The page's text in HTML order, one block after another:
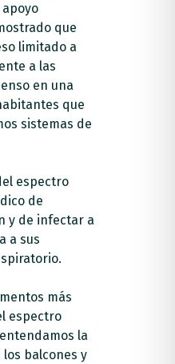
que
limitado a
a las
en una
que
sistemas de
espectro
de
y de infectar a
a sus
más
espectro
la
balcones y